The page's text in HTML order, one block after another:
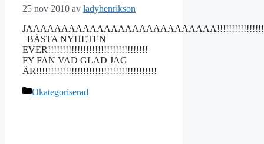
25 nov 2010 av ladyhenrikson
BÄSTA NYHETEN
EVER!!!!!!!!!!!!!!!!!!!!!!!!!!!!!!!!!!
FY FAN VAD GLAD JAG
ÄR!!!!!!!!!!!!!!!!!!!!!!!!!!!!!!!!!!!!!!!!!
Kategorier
Okategoriserad